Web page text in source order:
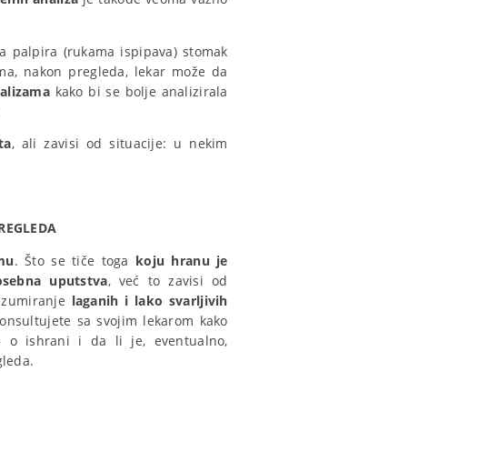
palpira (rukama ispipava) stomak
nakon pregleda, lekar može da
kako bi se bolje analizirala
, ali zavisi od situacije: u nekim
. Što se tiče toga koju hranu je
uputstva, već to zavisi od
laganih i lako svarljivih
sa svojim lekarom kako
o ishrani i da li je, eventualno,